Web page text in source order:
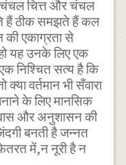
चित्त और चंचल
हैं ठीक समझते हैं कल
एकाग्रता से
यह उनके लिए एक
निश्चित सत्य है कि
वर्तमान भी सँवारा
के लिए मानसिक
और अनुशासन की
बनती है जन्नत
में,न नूरी है न